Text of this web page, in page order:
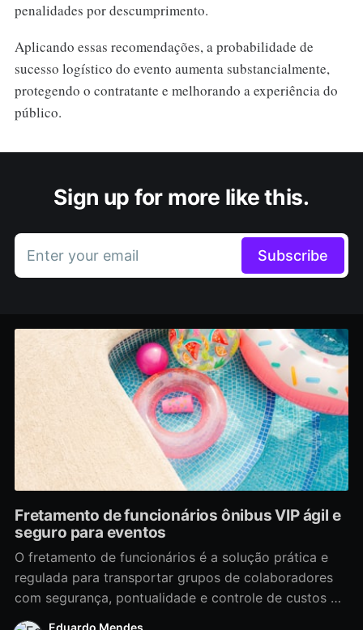
penalidades por descumprimento.
Aplicando essas recomendações, a probabilidade de
sucesso logístico do evento aumenta substancialmente,
protegendo o contratante e melhorando a experiência do
público.
Sign up for more like this.
Enter your email Subscribe
Fretamento de funcionários ônibus VIP ágil e
seguro para eventos
O fretamento de funcionários é a solução prática e
regulada para transportar grupos de colaboradores
com segurança, pontualidade e controle de custos —
ideal para empresas que precisam mover equipes
Eduardo Mendes